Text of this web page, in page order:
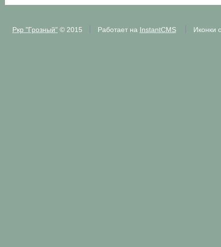
Ркр "Грозный"© 2015 Работает на InstantCMS Иконки